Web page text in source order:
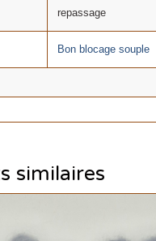
repassage
Bon blocage souple
similaires